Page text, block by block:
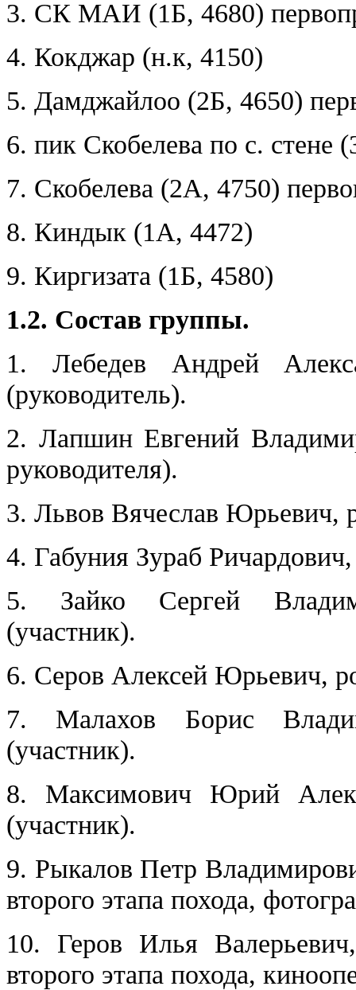
3. СК МАИ (1Б, 4680)
4. Кокджар (н.к, 4150)
5. Дамджайлоо (2Б, 4650)
6. пик Скобелева по с. стене
7. Скобелева (2А, 4750)
8. Киндык (1А, 4472)
9. Киргизата (1Б, 4580)
1.2. Состав группы.
1. Лебедев Андрей
(руководитель).
2. Лапшин Евгений
руководителя).
3. Львов Вячеслав Юрьевич,
4. Габуния Зураб
5. Зайко Сергей
(участник).
6. Серов Алексей Юрьевич,
7. Малахов Борис
(участник).
8. Максимович Юрий
(участник).
9. Рыкалов Петр
второго этапа похода,
10. Геров Илья
второго этапа похода,